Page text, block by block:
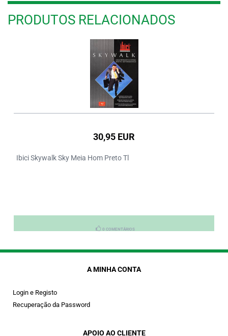
PRODUTOS RELACIONADOS
30,95 EUR
Ibici Skywalk Sky Meia Hom Preto Tl
0 COMENTÁRIOS
A MINHA CONTA
Login e Registo
Recuperação da Password
APOIO AO CLIENTE